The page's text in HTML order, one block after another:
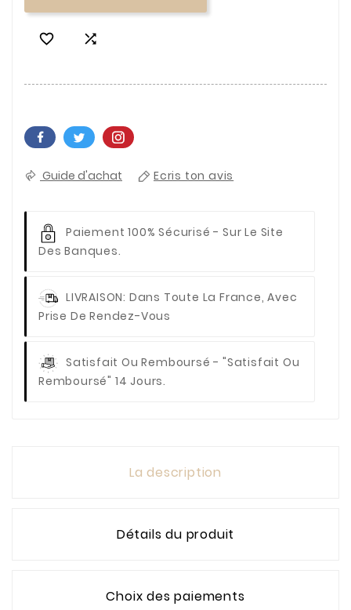
 
Guide d'achat Ecris ton avis
Paiement 100% Sécurisé - Sur Le Site
Des Banques.
LIVRAISON: Dans Toute La France, Avec
Prise De Rendez-Vous
Satisfait Ou Remboursé- "Satisfait Ou
Remboursé" 14 Jours.
La description
Détails du produit
Choix des paiements